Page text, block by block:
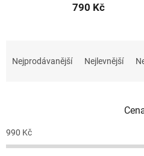
790 Kč
p
r
Nejprodávanější Nejlevnější
990 Kč